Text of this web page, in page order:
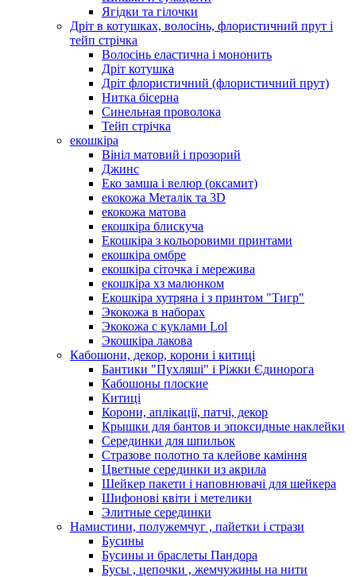
Ягідки та гілочки
Дріт в котушках, волосінь, флористичний прут і
тейп стрічка
Волосінь еластична і мононить
Дріт котушка
Дріт флористичний (флористичний прут)
Нитка бісерна
Синельная проволока
Тейп стрічка
екошкіра
Вініл матовий і прозорий
Джинс
Еко замша і велюр (оксамит)
екокожа Металік та 3D
екокожа матова
екошкіра блискуча
Екошкіра з кольоровими принтами
екошкіра омбре
екошкіра сіточка і мережива
екошкіра хз малюнком
Екошкіра хутряна і з принтом "Тигр"
Экокожа в наборах
Экокожа с куклами Lol
Экошкiра лакова
Кабошони, декор, корони і китиці
Бантики "Пухляші" і Ріжки Єдинорога
Кабошоны плоские
Китиці
Корони, аплікації, патчі, декор
Крышки для бантов и эпоксидные наклейки
Серединки для шпильок
Стразове полотно та клейове каміння
Цветные серединки из акрила
Шейкер пакети і наповнювачі для шейкера
Шифонові квіти і метелики
Элитные серединки
Намистини, полужемчуг , пайетки і стрази
Бусины
Бусины и браслеты Пандора
Бусы , цепочки , жемчужины на нити